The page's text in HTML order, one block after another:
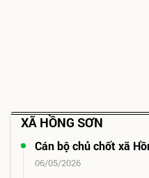
XÃ HỒNG SƠN
Cán bộ chủ chốt xã
06/05/2026